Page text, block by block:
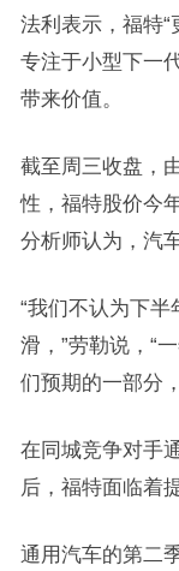
法利表示，福特“
专注于小型下一
带来价值。
截至周三收盘，
性，福特股价今
分析师认为，汽
“我们不认为下
滑，”劳勒说，“
们预期的一部分
在同城竞争对手
后，福特面临着
通用汽车的第二